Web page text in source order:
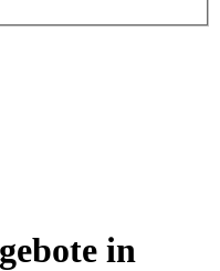
in